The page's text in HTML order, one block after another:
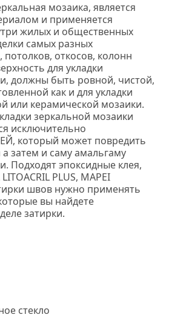
мозаика, является
и применяется
жилых и общественных
самых разных
потолков, откосов, колонн
для укладки
должны быть ровной, чистой,
как и для укладки
или керамической мозаики.
зеркальной мозаики
исключительно
который может повредить
затем и саму амальгаму
Подходят эпоксидные клея,
LITOACRIL PLUS, MAPEI
швов нужно применять
вы найдете
затирки.
стекло